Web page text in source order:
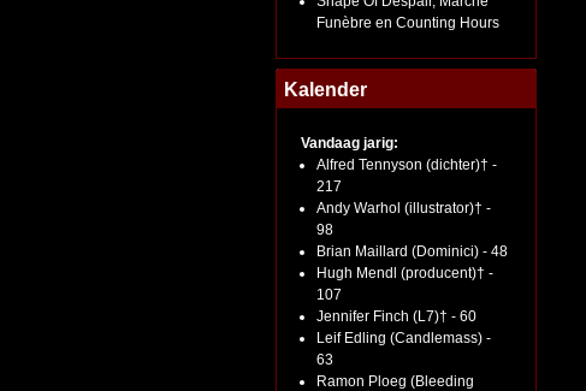
Funèbre en Counting Hours
Kalender
Vandaag jarig:
Alfred Tennyson (dichter)† -
217
Andy Warhol (illustrator)† -
98
Brian Maillard (Dominici) - 48
Hugh Mendl (producent)† -
107
Jennifer Finch (L7)† - 60
Leif Edling (Candlemass) -
63
Ramon Ploeg (Bleeding